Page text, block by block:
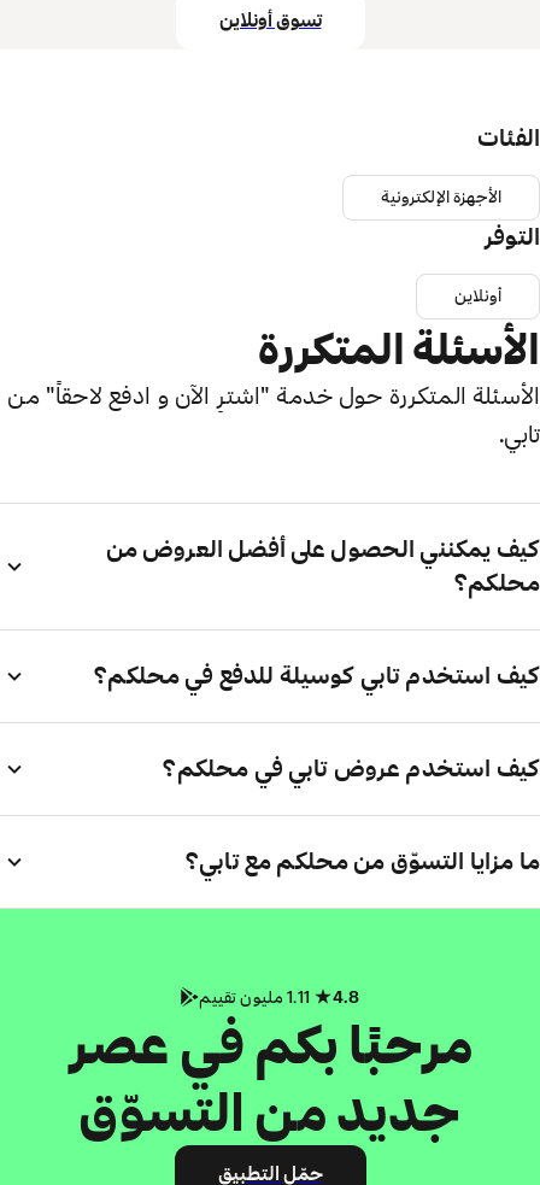
تسوق أونلاين
الفئات
الأجهزة الإلكترونية
التوفر
أونلاين
الأسئلة المتكررة
الأسئلة المتكررة حول خدمة "اشترِ الآن و ادفع لاحقاً" من
تابي.
كيف يمكنني الحصول على أفضل العروض من
محلكم؟
كيف استخدم تابي كوسيلة للدفع في محلكم؟
كيف استخدم عروض تابي في محلكم؟
ما مزايا التسوّق من محلكم مع تابي؟
4.8
مرحبًا بكم في عصر
جديد من التسوّق
حمّل التطبيق